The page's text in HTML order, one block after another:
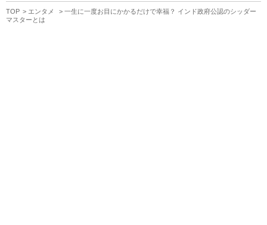
TOP エンタメ
一生に一度お目にかかるだけで幸福？ インド政府公認のシッダー
マスターとは